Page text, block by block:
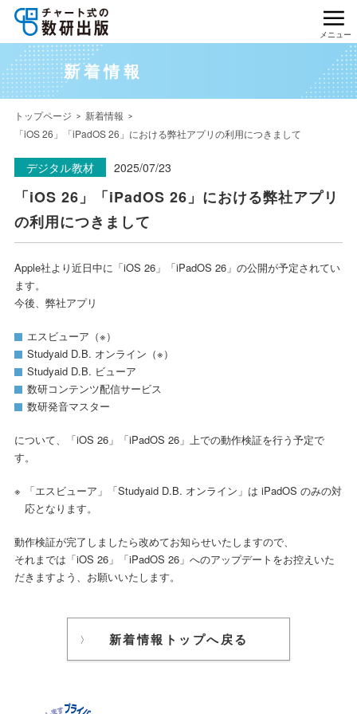
メニュー
新着情報
トップページ
新着情報
「iOS 26」「iPadOS 26」における弊社アプリの利用につきまして
デジタル教材 2025/07/23
「iOS 26」「iPadOS 26」における弊社アプリ
の利用につきまして
Apple社より近日中に「iOS 26」「iPadOS 26」の公開が予定されてい
ます。
今後、弊社アプリ
エスビューア（※）
Studyaid D.B. オンライン（※）
Studyaid D.B. ビューア
数研コンテンツ配信サービス
数研発音マスター
について、「iOS 26」「iPadOS 26」上での動作検証を行う予定で
す。
「エスビューア」「Studyaid D.B. オンライン」は iPadOS のみの対
応となります。
動作検証が完了しましたら改めてお知らせいたしますので、
それまでは「iOS 26」「iPadOS 26」へのアップデートをお控えいた
だきますよう、お願いいたします。
新着情報トップへ戻る